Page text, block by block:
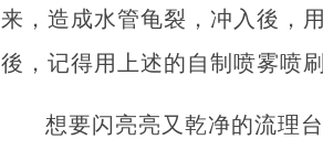
来，造成水管龟裂，冲入後，
後，记得用上述的自制喷雾喷
想要闪亮亮又乾净的流理